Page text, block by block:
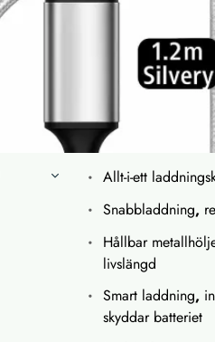
Allt-i-ett
Snabbladdning,
Hållbar
livslängd
Smart laddning,
skyddar batteriet